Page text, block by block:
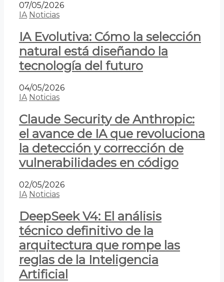
07/05/2026
IA Noticias
IA Evolutiva: Cómo la selección
natural está diseñando la
tecnología del futuro
04/05/2026
IA Noticias
Claude Security de Anthropic:
el avance de IA que revoluciona
la detección y corrección de
vulnerabilidades en código
02/05/2026
IA Noticias
DeepSeek V4: El análisis
técnico definitivo de la
arquitectura que rompe las
reglas de la Inteligencia
Artificial